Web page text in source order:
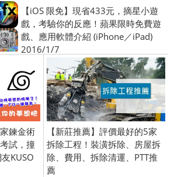
【iOS 限免】現省433元，摘星小遊
戲，考驗你的反應！蘋果限時免費遊
戲、應用軟體介紹 (iPhone／iPad)
2016/1/7
鍊金術
試，撞
KUSO
【新莊推薦】評價最好的5家
拆除工程！裝潢拆除、房屋拆
除、費用、拆除清運、PTT推
薦